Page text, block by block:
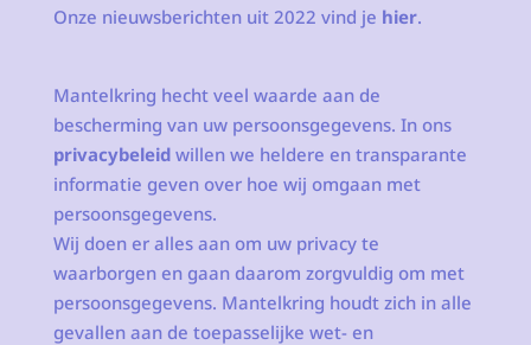
Onze nieuwsberichten uit 2022 vind je hier.
Mantelkring hecht veel waarde aan de
bescherming van uw persoonsgegevens. In ons
privacybeleidwillen we heldere en transparante
informatie geven over hoe wij omgaan met
persoonsgegevens.
Wij doen er alles aan om uw privacy te
waarborgen en gaan daarom zorgvuldig om met
persoonsgegevens. Mantelkring houdt zich in alle
gevallen aan de toepasselijke wet- en